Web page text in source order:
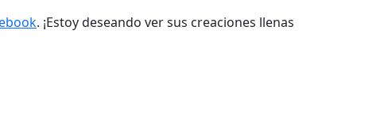
. ¡Estoy deseando ver sus creaciones llenas